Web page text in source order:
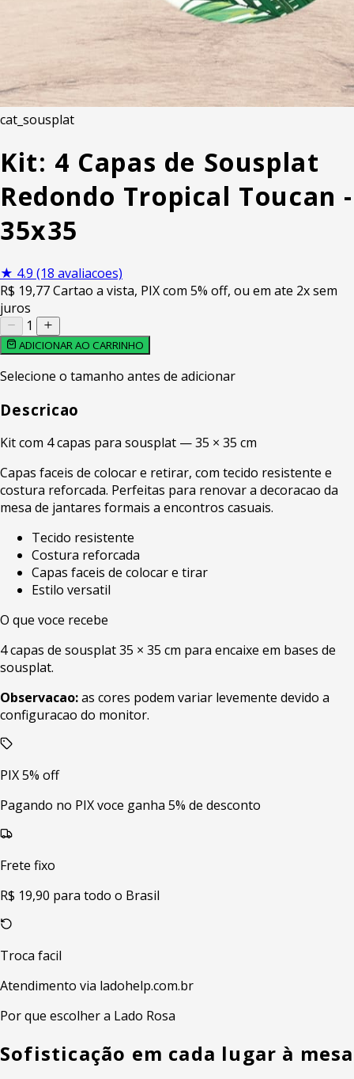
cat_sousplat
Kit: 4 Capas de Sousplat
Redondo Tropical Toucan -
35x35
★ 4.9 (18 avaliacoes)
R$ 19,77Cartao a vista, PIX com 5% off, ou em ate 2x sem
juros
1
ADICIONAR AO CARRINHO
Selecione o tamanho antes de adicionar
Descricao
Kit com 4 capas para sousplat — 35 × 35 cm
Capas faceis de colocar e retirar, com tecido resistente e
costura reforcada. Perfeitas para renovar a decoracao da
mesa de jantares formais a encontros casuais.
Tecido resistente
Costura reforcada
Capas faceis de colocar e tirar
Estilo versatil
O que voce recebe
4 capas de sousplat 35 × 35 cm para encaixe em bases de
sousplat.
Observacao:as cores podem variar levemente devido a
configuracao do monitor.
PIX 5% off
Pagando no PIX voce ganha 5% de desconto
Frete fixo
R$ 19,90 para todo o Brasil
Troca facil
Atendimento via ladohelp.com.br
Por que escolher a Lado Rosa
Sofisticação em cada lugar à mesa